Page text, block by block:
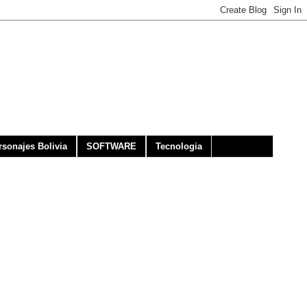
Bolivia SOFTWARE Tecnologia